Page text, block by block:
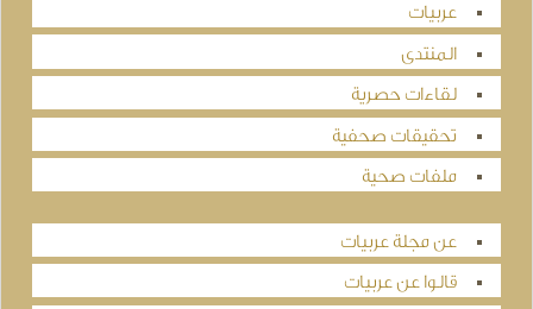
عربيات
المنتدى
لقاءات حصرية
تحقيقات صحفية
ملفات صحية
عن مجلة عربيات
قالوا عن عربيات